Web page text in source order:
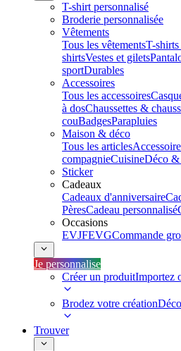
T-shirt personnalisé
Broderie personnalisée
Vêtements
Tous les vêtementsT-
shirtsVestes et gilets
sportDurables
Accessoires
Tous les accessoires
à dosChaussettes &
couBadgesParapluies
Maison & déco
Tous les articles
compagnieCuisineDéco &
Sticker
Cadeaux
Cadeaux d'anniversaire
PèresCadeau personnalisé
Occasions
EVJFEVGCommande
Je personnalise
Créer un produitImportez
Brodez votre création
Trouver